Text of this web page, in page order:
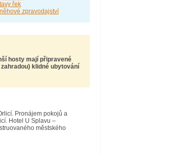
řek
zpravodajství
hosty mají připravené
klidné ubytování
Pronájem pokojů a
Hotel U Splavu –
městského